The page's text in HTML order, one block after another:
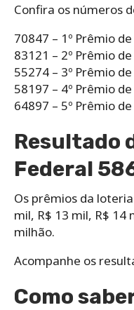
Confira os números
70847 – 1º Prêmio
83121 – 2º Prêmio
55274 – 3º Prêmio
58197 – 4º Prêmio
64897 – 5º Prêmio
Resultado
Federal
Os prêmios da
mil, R$ 13 mil, R$ 14
milhão.
Acompanhe os
Como